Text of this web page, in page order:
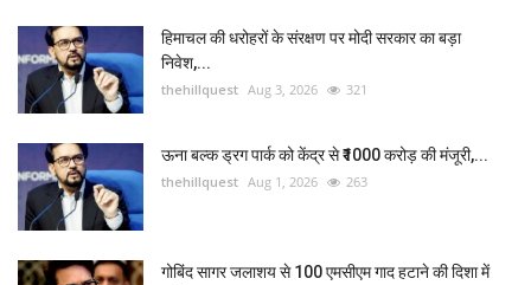
हिमाचल की धरोहरों के संरक्षण पर मोदी सरकार का बड़ा
निवेश,...
thehillquest Aug 3, 2026 321
ऊना बल्क ड्रग पार्क को केंद्र से ₹1000 करोड़ की मंजूरी,...
thehillquest Aug 1, 2026 263
गोबिंद सागर जलाशय से 100 एमसीएम गाद हटाने की दिशा में